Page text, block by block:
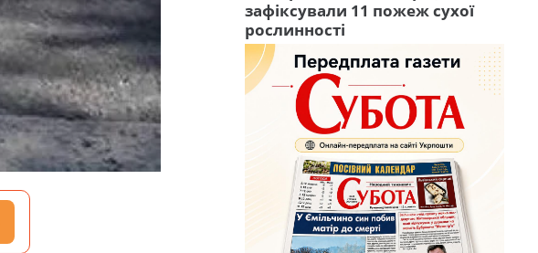
зафіксували 11 пожеж сухої
рослинності